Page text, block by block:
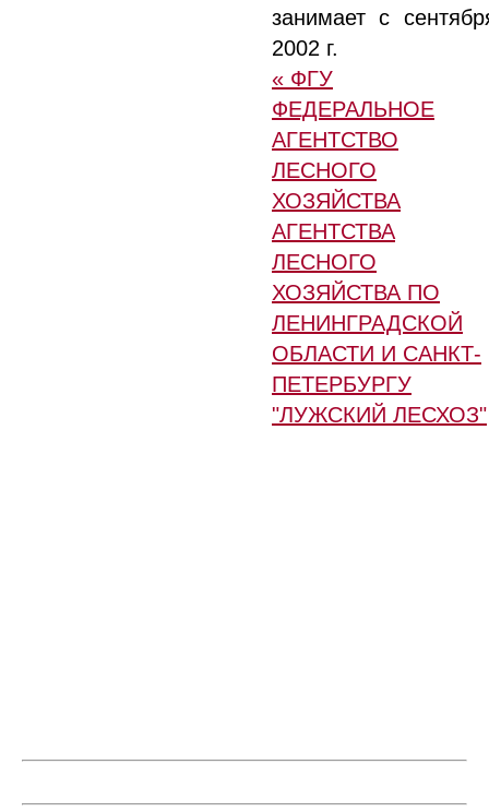
занимает с
2002 г.
« ФГУ
ФЕДЕРАЛЬНОЕ
АГЕНТСТВО
ЛЕСНОГО
ХОЗЯЙСТВА
АГЕНТСТВА
ЛЕСНОГО
ХОЗЯЙСТВА ПО
ЛЕНИНГРАДСКОЙ
ОБЛАСТИ И САНКТ-
ПЕТЕРБУРГУ
"ЛУЖСКИЙ ЛЕСХОЗ"